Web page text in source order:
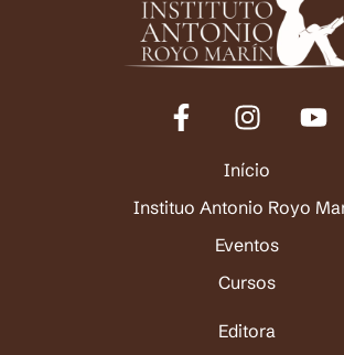
Início
Instituo Antonio Royo
Eventos
Cursos
Editora